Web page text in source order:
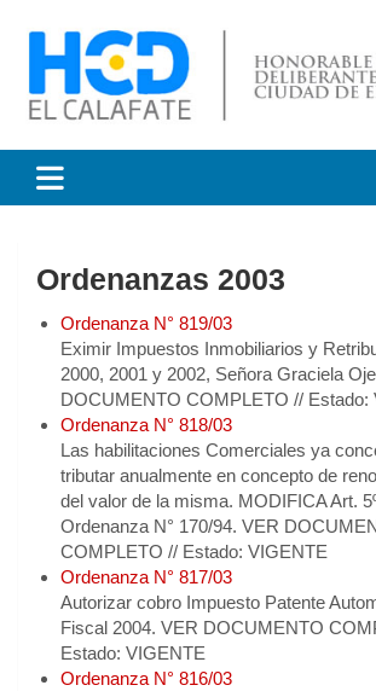
contenido
Honorable Concejo
Deliberante de El
Ordenanzas 2003
Ordenanza N° 819/03
Eximir Impuestos Inmobiliarios y
2000, 2001 y 2002, Señora Graciela
DOCUMENTO COMPLETO // Estado:
Ordenanza N° 818/03
Las habilitaciones Comerciales ya
tributar anualmente en concepto de
del valor de la misma. MODIFICA Art.
Ordenanza N° 170/94. VER
COMPLETO // Estado: VIGENTE
Ordenanza N° 817/03
Autorizar cobro Impuesto Patente
Fiscal 2004. VER DOCUMENTO
Estado: VIGENTE
Ordenanza N° 816/03